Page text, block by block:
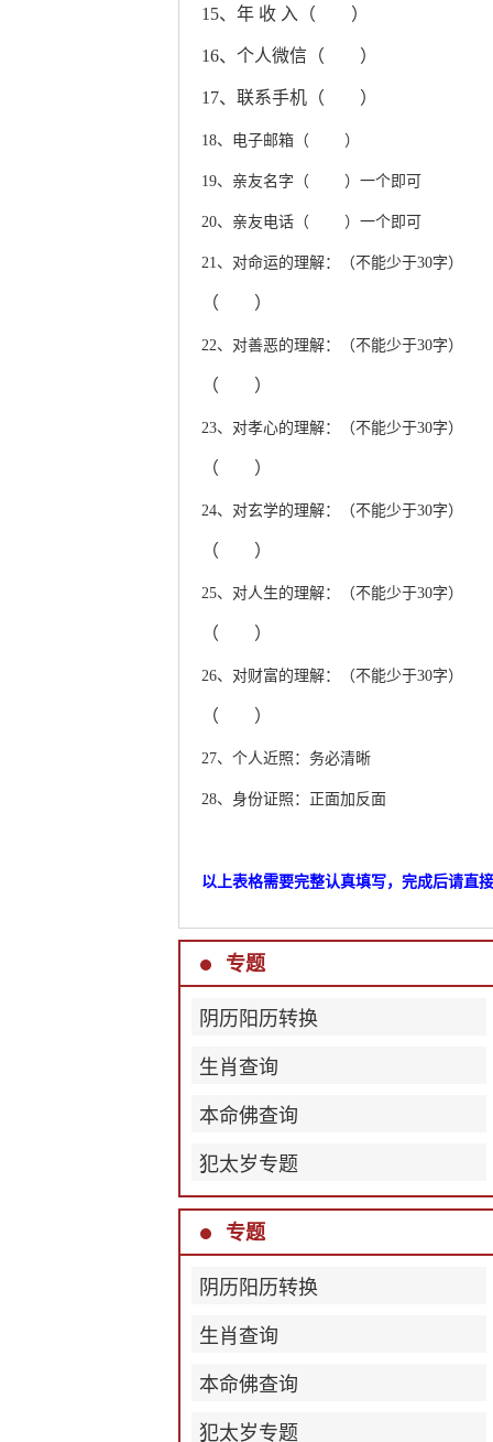
15、年 收 入（ ）
16、个人微信（ ）
17、联系手机（ ）
18、电子邮箱（ ）
19、亲友名字（ ）一个即可
20、亲友电话（ ）一个即可
21、对命运的理解：（不能少于30字）
（ ）
22、对善恶的理解：（不能少于30字）
（ ）
23、对孝心的理解：（不能少于30字）
（ ）
24、对玄学的理解：（不能少于30字）
（ ）
25、对人生的理解：（不能少于30字）
（ ）
26、对财富的理解：（不能少于30字）
（ ）
27、个人近照：务必清晰
28、身份证照：正面加反面
以上表格需要完整认真填写，完成后请直
专题
阴历阳历转换
生肖查询
本命佛查询
犯太岁专题
专题
阴历阳历转换
生肖查询
本命佛查询
犯太岁专题